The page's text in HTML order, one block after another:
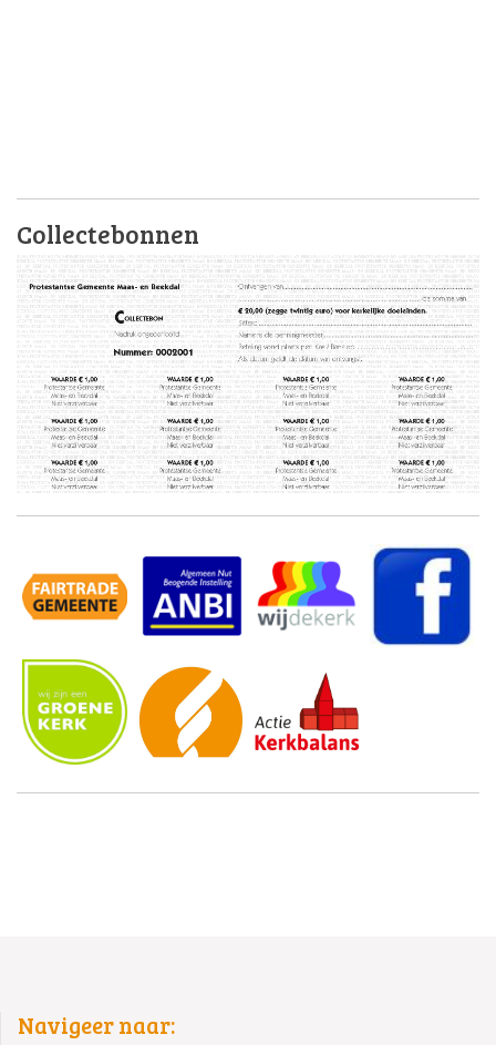
Collectebonnen
Navigeer naar: